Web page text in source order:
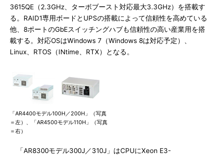
3615QE（2.3GHz、ターボブースト対応最大3.3GHz）を搭載す
る。RAID1専用ボードとUPSの搭載によって信頼性を高めている
他、8ポートのGbEスイッチングハブも信頼性の高い産業用を搭
載する。対応OSはWindows 7（Windows 8は対応予定）、
Linux、RTOS（INtime、RTX）となる。
「AR4400モデル100H／200H」（写真
＝左）、「AR4500モデル110H」（写真
＝右）
「AR8300モデル300J／310J」はCPUにXeon E3-